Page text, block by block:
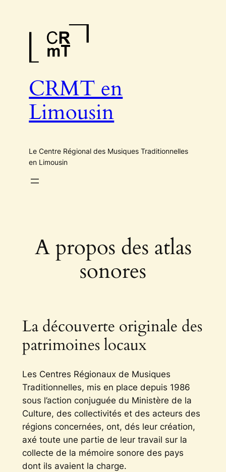
CRMT en
Limousin
Le Centre Régional des Musiques Traditionnelles
en Limousin
A propos des atlas
sonores
La découverte originale des
patrimoines locaux
Les Centres Régionaux de Musiques
Traditionnelles, mis en place depuis 1986
sous l’action conjuguée du Ministère de la
Culture, des collectivités et des acteurs des
régions concernées, ont, dés leur création,
axé toute une partie de leur travail sur la
collecte de la mémoire sonore des pays
dont ils avaient la charge.